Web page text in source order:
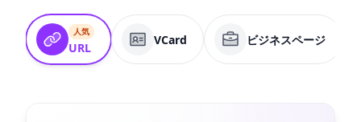
人気
URL
VCard ビジネスページ